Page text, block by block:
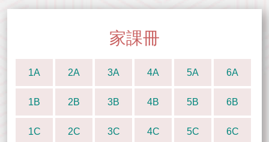
家課冊
1A 2A 3A 4A 5A 6A
1B 2B 3B 4B 5B 6B
1C 2C 3C 4C 5C 6C